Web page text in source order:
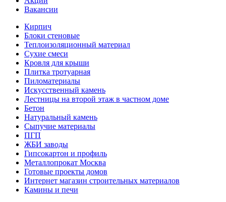
Вакансии
Кирпич
Блоки стеновые
Теплоизоляционный материал
Сухие смеси
Кровля для крыши
Плитка тротуарная
Пиломатериалы
Искусственный камень
Лестницы на второй этаж в частном доме
Бетон
Натуральный камень
Сыпучие материалы
ПГП
ЖБИ заводы
Гипсокартон и профиль
Металлопрокат Москва
Готовые проекты домов
Интернет магазин строительных материалов
Камины и печи